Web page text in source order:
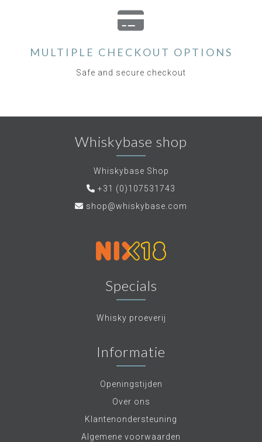
MULTIPLE CHECKOUT OPTIONS
Safe and secure checkout
Whiskybase shop
Whiskybase Shop
+31 (0)107531743
shop@whiskybase.com
Specials
Whisky proeverij
Informatie
Openingstijden
Over ons
Klantenondersteuning
Algemene voorwaarden